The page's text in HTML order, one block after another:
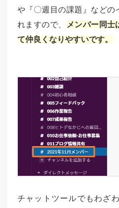
や『〇週目の課題』などの
れますので、
メンバー同士
て仲良くなりやすいです。
チャットツールでもわざ